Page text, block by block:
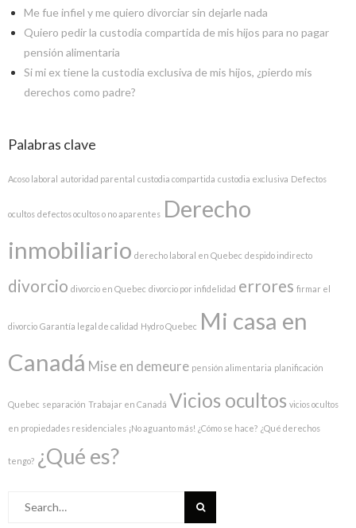
Me fue infiel y me quiero divorciar sin dejarle nada
Quiero pedir la custodia compartida de mis hijos para no pagar
pensión alimentaria
Si mi ex tiene la custodia exclusiva de mis hijos, ¿pierdo mis
derechos como padre?
Palabras clave
Acoso laboral autoridad parental custodia compartida custodia exclusiva Defectos
ocultos defectos ocultos o no aparentes Derecho
inmobiliario derecho laboral en Quebec despido indirecto
divorcio divorcio en Quebec divorcio por infidelidad errores firmar el
divorcio Garantía legal de calidad Hydro Quebec Mi casa en
Canadá Mise en demeure pensión alimentaria planificación
Quebec separación Trabajar en Canadá Vicios ocultos vicios ocultos
en propiedades residenciales ¡No aguanto más! ¿Cómo se hace? ¿Qué derechos
tengo? ¿Qué es?
Search